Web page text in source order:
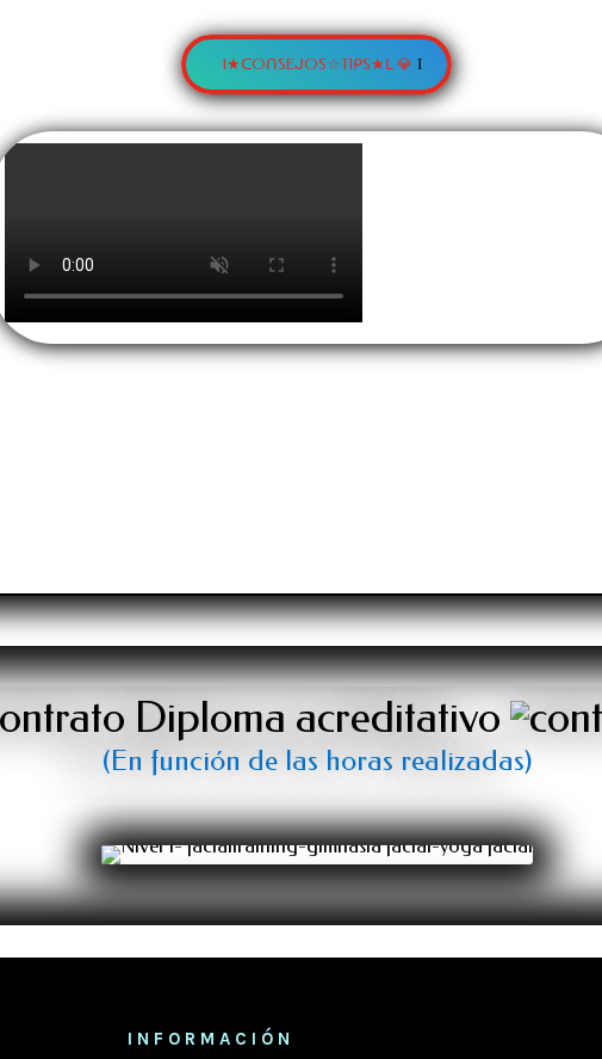
1★ᑕOᑎSEᒍOS☆TIᑭS★ᒪ 💎
Diploma acreditativo
(En función de las horas realizadas)
INFORMACIÓN